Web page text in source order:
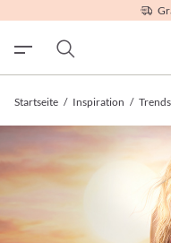
Startseite / Inspiration / Trends